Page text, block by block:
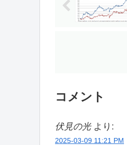
コメント
伏見の光 より:
2025-03-09 11:21 PM